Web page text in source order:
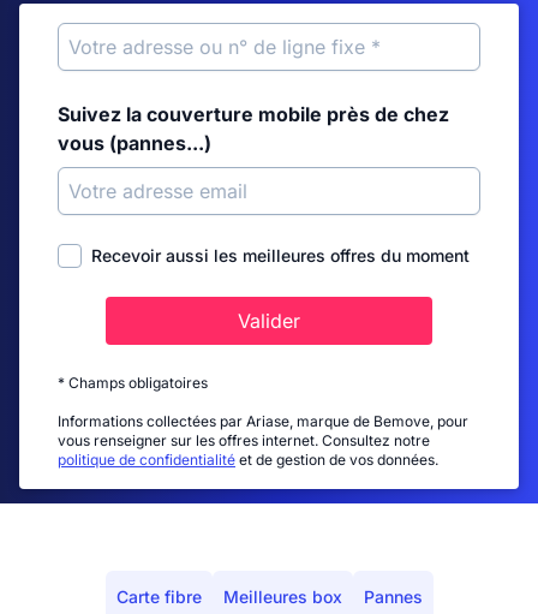
Suivez la couverture mobile près de chez
vous (pannes...)
Recevoir aussi les meilleures offres du moment
Valider
* Champs obligatoires
Informations collectées par Ariase, marque de Bemove, pour
vous renseigner sur les offres internet. Consultez notre
politique de confidentialité et de gestion de vos données.
Carte fibre Meilleures box Pannes